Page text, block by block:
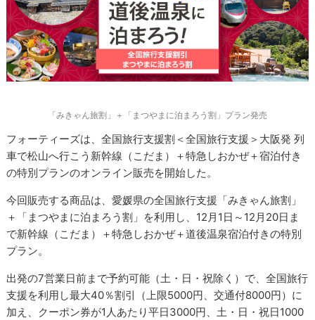
「みきゃん旅割」＋「まつやまに泊まろう割」プラン発売
フォーティーズは、全国旅行支援割＜全国旅行支援＞大阪発 列
車で松山へ行こう新幹線（こだま）＋特急しおかぜ＋宿泊付き
の特別プランのオンライン販売を開始した。
今回販売する商品は、愛媛県の全国旅行支援「みきゃん旅割」
＋「まつやまに泊まろう割」を利用し、12月1日～12月20日ま
で新幹線（こだま）＋特急しおかぜ＋道後温泉宿泊付きの特別
プラン。
出発の7営業日前まで予約可能（土・日・祝除く）で、全国旅行
支援を利用し最大40％割引（上限5000円、交通付8000円）に
加え、クーポン券が1人あたり平日3000円、土・日・祝日1000